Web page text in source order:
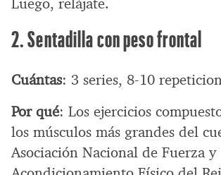
2. Sentadilla con peso frontal
Cuántas: 3 series, 8-10
Por qué: Los ejercicios
los músculos más grandes del
Asociación Nacional de Fuerza y